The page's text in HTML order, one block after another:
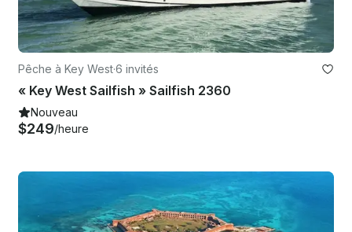
Pêche à Key West·6 invités
« Key West Sailfish » Sailfish 2360
Nouveau
$249/heure